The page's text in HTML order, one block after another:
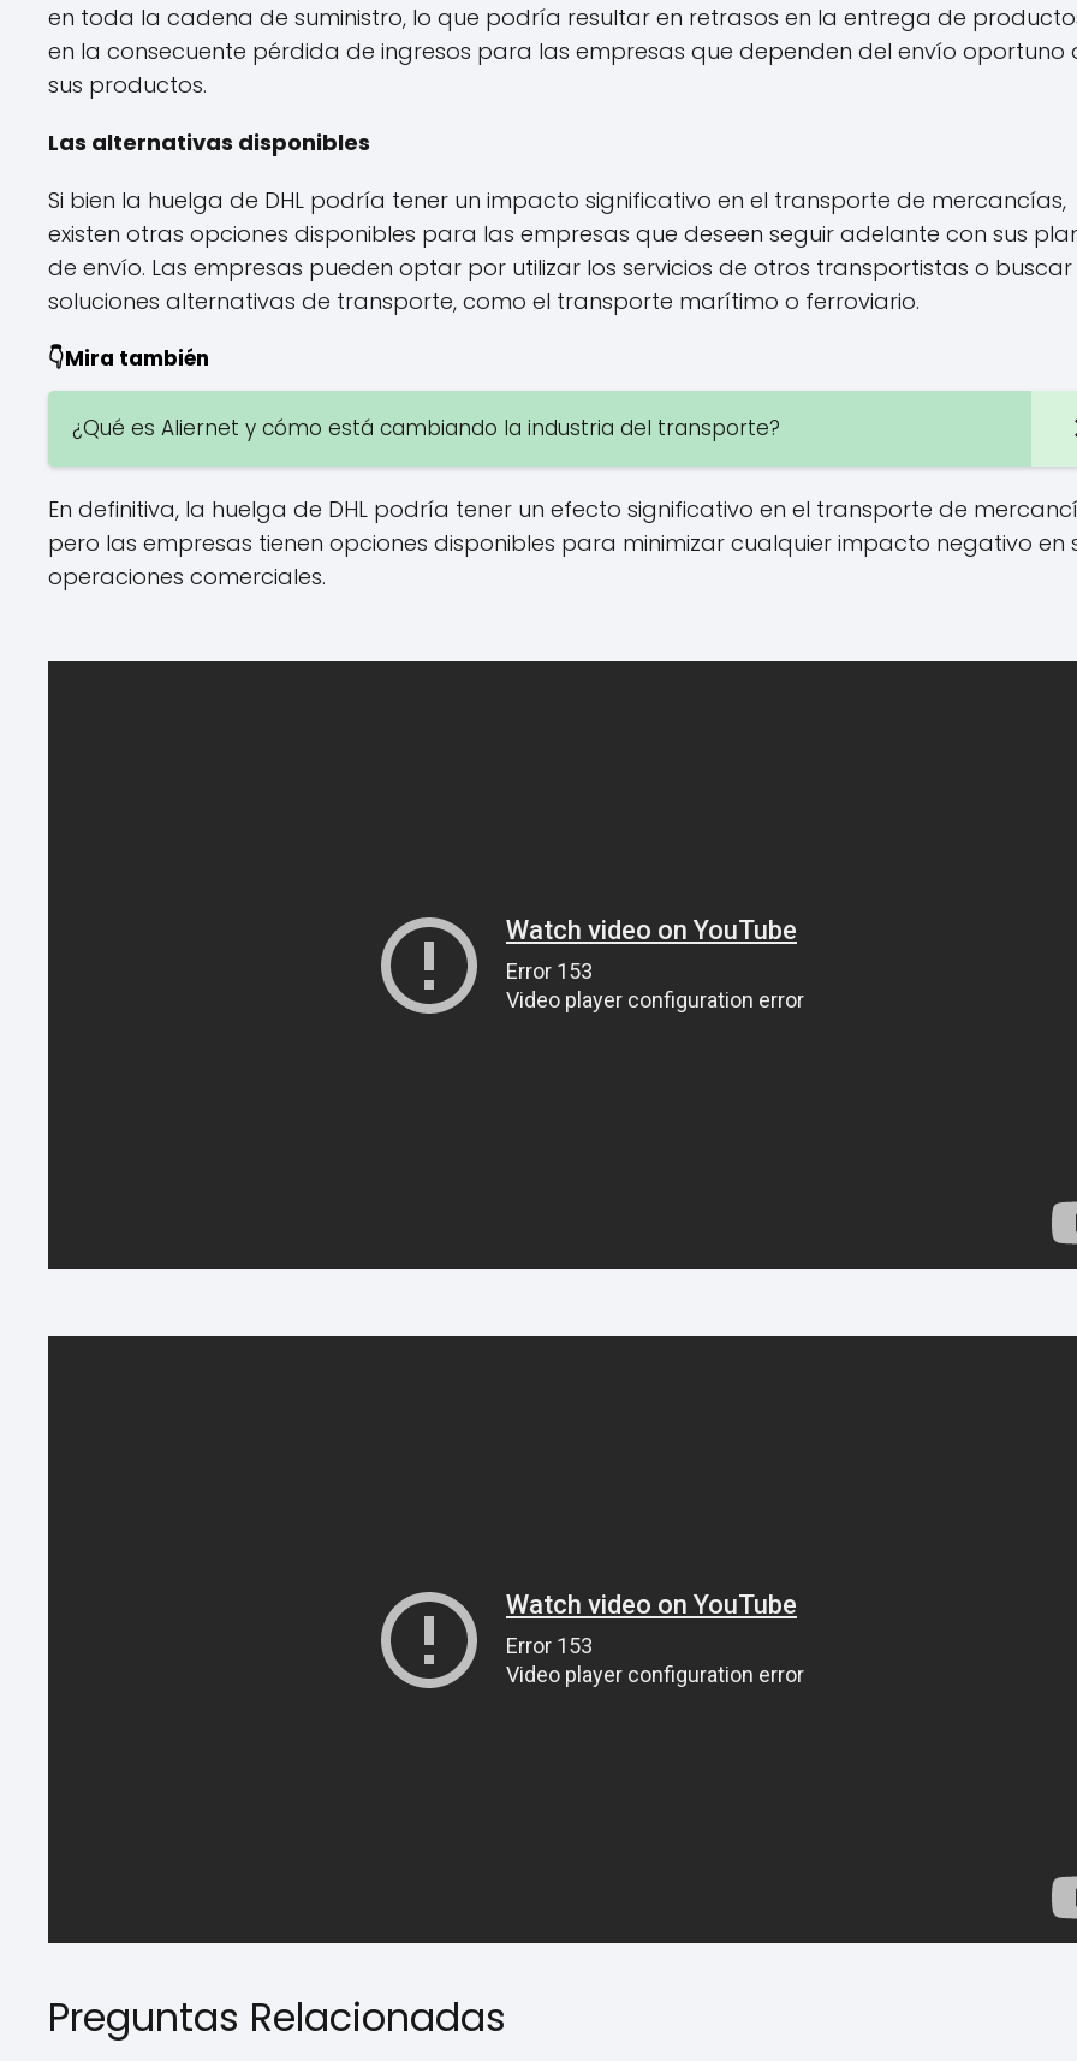
en toda la cadena de suministro, lo que podría resultar en retrasos en la entrega de
en la consecuente pérdida de ingresos para las empresas que dependen del envío oportuno
sus productos.
Las alternativas disponibles
Si bien la huelga de DHL podría tener un impacto significativo en el transporte de mercancías,
existen otras opciones disponibles para las empresas que deseen seguir adelante con sus
de envío. Las empresas pueden optar por utilizar los servicios de otros transportistas o buscar
soluciones alternativas de transporte, como el transporte marítimo o ferroviario.
👇Mira también
¿Qué es Aliernet y cómo está cambiando la industria del transporte?
En definitiva, la huelga de DHL podría tener un efecto significativo en el transporte de
pero las empresas tienen opciones disponibles para minimizar cualquier impacto negativo en
operaciones comerciales.
Preguntas Relacionadas